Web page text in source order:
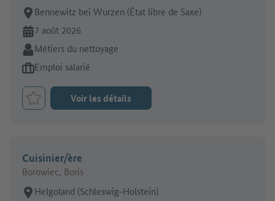
Lieu de travail:
Bennewitz bei Wurzen (État libre de Saxe)
En ligne depuis:
7 août 2026
Secteur:
Métiers du nettoyage
Type d'offre d'emploi:
Emploi salarié
Retenir le job
Voir les détails
Cuisinier/ère
Borowiec, Boris
Lieu de travail:
Helgoland (Schleswig-Holstein)